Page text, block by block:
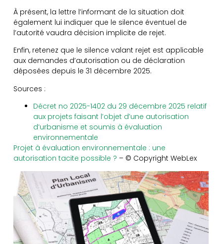
À présent, la lettre l’informant de la situation doit
également lui indiquer que le silence éventuel de
l’autorité vaudra décision implicite de rejet.
Enfin, retenez que le silence valant rejet est applicable
aux demandes d’autorisation ou de déclaration
déposées depuis le 31 décembre 2025.
Sources :
Décret no 2025-1402 du 29 décembre 2025 relatif
aux projets faisant l’objet d’une autorisation
d’urbanisme et soumis à évaluation
environnementale
Projet à évaluation environnementale : une
autorisation tacite possible ? – © Copyright WebLex